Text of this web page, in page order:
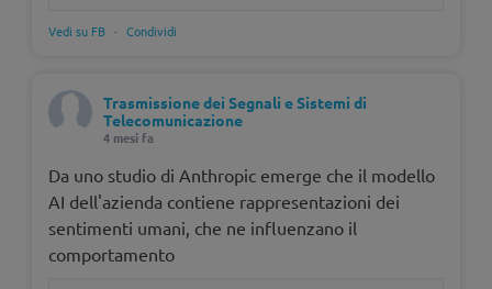
Vedi su FB · Condividi
Trasmissione dei Segnali e Sistemi di
Telecomunicazione
4 mesi fa
Da uno studio di Anthropic emerge che il modello
AI dell'azienda contiene rappresentazioni dei
sentimenti umani, che ne influenzano il
comportamento